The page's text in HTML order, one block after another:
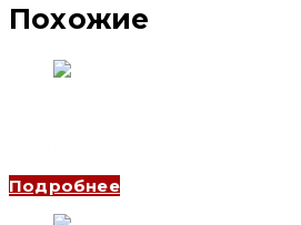
Похожие
Подробнее